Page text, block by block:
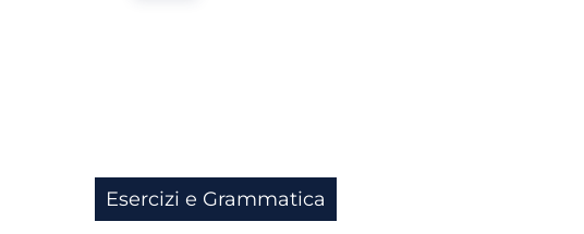
Esercizi e Grammatica